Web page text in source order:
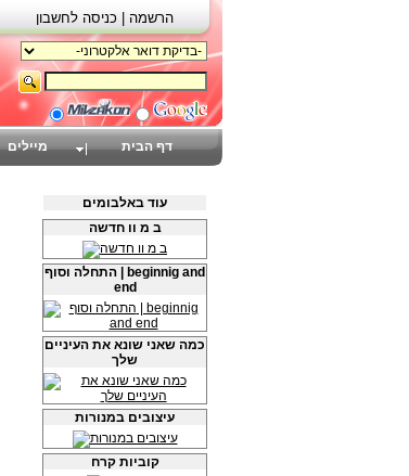
עוד באלבומים
ב מ וו חדשה
התחלה וסוף | beginnig and
end
כמה שאני שונא את העיניים
שלך
עיצובים במנורות
קוביות קרח
דף הבית מיילים
הרשמה | כניסה לחשבון